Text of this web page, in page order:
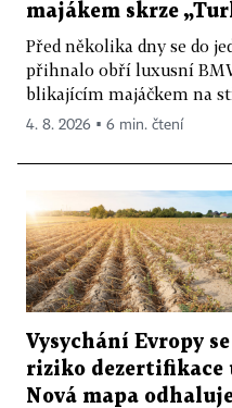
majákem skrze
Před několika dny se do
přihnalo obří luxusní
blikajícím majáčkem na
4. 8. 2026 ▪ 6 min. čtení
Vysychání Evropy
riziko dezertifikace
Nová mapa